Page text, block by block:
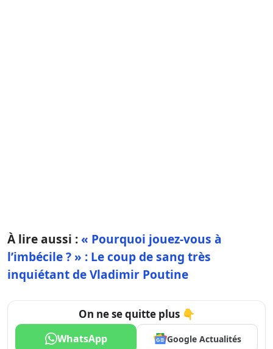
À lire aussi :« Pourquoi jouez-vous à
l’imbécile ? » : Le coup de sang très
inquiétant de Vladimir Poutine
On ne se quitte plus 👇
WhatsApp Google Actualités